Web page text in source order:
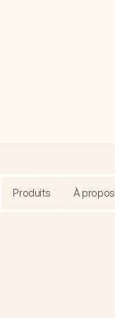
Produits À propos